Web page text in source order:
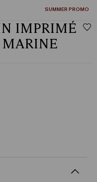
CATÉGORIE:
SUMMER PROMO
IMPRIMÉ
MARINE